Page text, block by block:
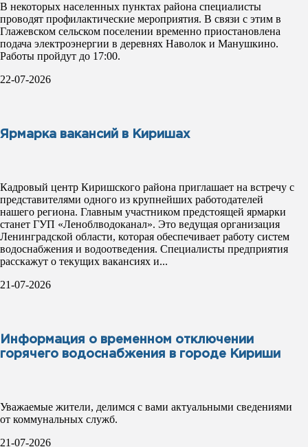
В некоторых населенных пунктах района специалисты
проводят профилактические мероприятия. В связи с этим в
Глажевском сельском поселении временно приостановлена
подача электроэнергии в деревнях Наволок и Манушкино.
Работы пройдут до 17:00.
22-07-2026
Ярмарка вакансий в Киришах
Кадровый центр Киришского района приглашает на встречу с
представителями одного из крупнейших работодателей
нашего региона. Главным участником предстоящей ярмарки
станет ГУП «Леноблводоканал». Это ведущая организация
Ленинградской области, которая обеспечивает работу систем
водоснабжения и водоотведения. Специалисты предприятия
расскажут о текущих вакансиях и...
21-07-2026
Информация о временном отключении
горячего водоснабжения в городе Кириши
Уважаемые жители, делимся с вами актуальными сведениями
от коммунальных служб.
21-07-2026